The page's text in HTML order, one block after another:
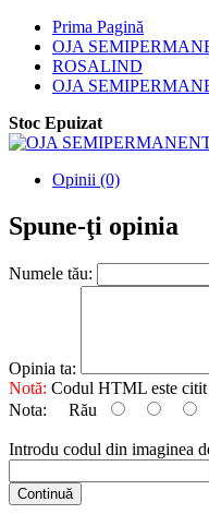
Prima Pagină
OJA
ROSALIND
OJA
Stoc Epuizat
Opinii (0)
Spune-ţi opinia
Numele tău:
Opinia ta:
Notă: Codul HTML este citit
Nota: Rău
Introdu codul din imaginea
Continuă